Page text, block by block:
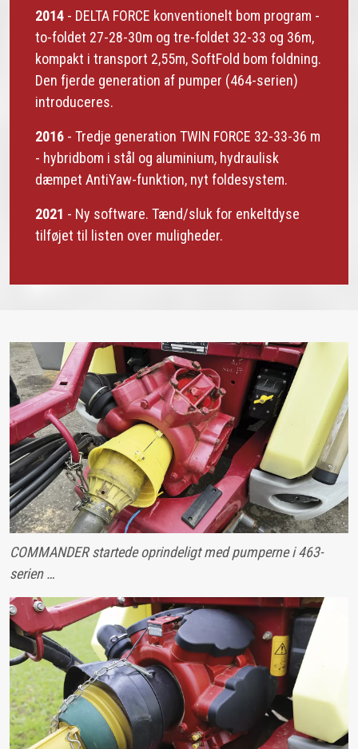
2014 - DELTA FORCE konventionelt bom program -
to-foldet 27-28-30m og tre-foldet 32-33 og 36m,
kompakt i transport 2,55m, SoftFold bom foldning.
Den fjerde generation af pumper (464-serien)
introduceres.
2016 - Tredje generation TWIN FORCE 32-33-36 m
- hybridbom i stål og aluminium, hydraulisk
dæmpet AntiYaw-funktion, nyt foldesystem.
2021 - Ny software. Tænd/sluk for enkeltdyse
tilføjet til listen over muligheder.
COMMANDER startede oprindeligt med pumperne i 463-
serien …